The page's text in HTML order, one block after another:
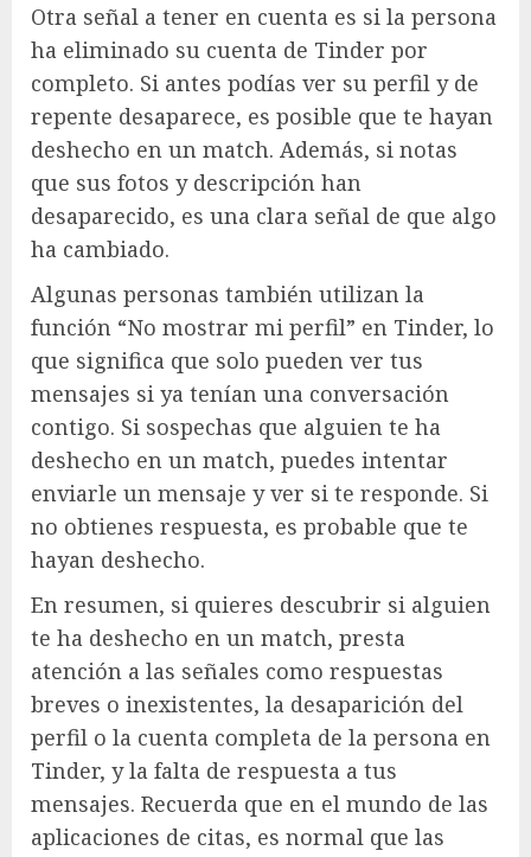
Otra señal a tener en cuenta es si la persona
ha eliminado su cuenta de Tinder por
completo. Si antes podías ver su perfil y de
repente desaparece, es posible que te hayan
deshecho en un match. Además, si notas
que sus fotos y descripción han
desaparecido, es una clara señal de que algo
ha cambiado.
Algunas personas también utilizan la
función “No mostrar mi perfil” en Tinder, lo
que significa que solo pueden ver tus
mensajes si ya tenían una conversación
contigo. Si sospechas que alguien te ha
deshecho en un match, puedes intentar
enviarle un mensaje y ver si te responde. Si
no obtienes respuesta, es probable que te
hayan deshecho.
En resumen, si quieres descubrir si alguien
te ha deshecho en un match, presta
atención a las señales como respuestas
breves o inexistentes, la desaparición del
perfil o la cuenta completa de la persona en
Tinder, y la falta de respuesta a tus
mensajes. Recuerda que en el mundo de las
aplicaciones de citas, es normal que las